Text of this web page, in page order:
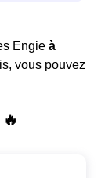
Engie à
vous pouvez